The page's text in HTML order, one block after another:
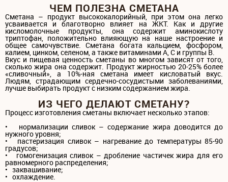
ЧЕМ ПОЛЕЗНА СМЕТАНА
Сметана – продукт высококалорийный, при этом она легко
усваивается и благотворно влияет на ЖКТ. Как и другие
кисломолочные продукты, она содержит аминокислоту
триптофан, положительно влияющую на наше настроение и
общее самочувствие. Сметана богата кальцием, фосфором,
калием, цинком, селеном, а также витаминами A, С и группы В.
Вкус и пищевая ценность сметаны во многом зависят от того,
сколько жира она содержит. Продукт жирностью 20-25% более
«сливочный», а 10%-ная сметана имеет кисловатый вкус.
Людям, страдающим сердечно-сосудистыми заболеваниями,
лучше выбирать продукт с низким содержанием жира.
ИЗ ЧЕГО ДЕЛАЮТ СМЕТАНУ?
Процесс изготовления сметаны включает несколько этапов:
• нормализации сливок – содержание жира доводится до
нужного уровня;
• пастеризация сливок – нагревание до температуры 85-90
градусов;
• гомогенизация сливок – дробление частичек жира для его
равномерного распределения;
• заквашивание;
• охлаждение.